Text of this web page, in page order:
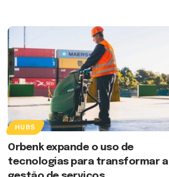
HUBS
Orbenk expande o uso de
tecnologias para transformar a